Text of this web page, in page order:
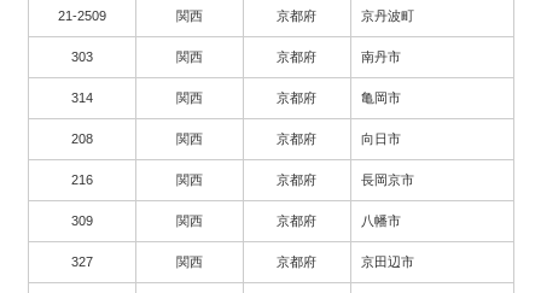
21-2509 関西 京都府 京丹波町
303 関西 京都府 南丹市
314 関西 京都府 亀岡市
208 関西 京都府 向日市
216 関西 京都府 長岡京市
309 関西 京都府 八幡市
327 関西 京都府 京田辺市